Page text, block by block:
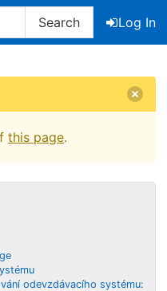
Search
Log In
this page.
odevzdávacího systému: